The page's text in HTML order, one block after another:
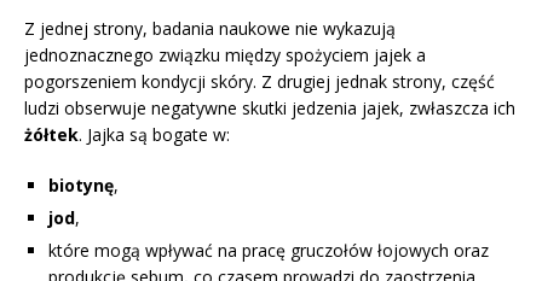
Z jednej strony, badania naukowe nie wykazują
jednoznacznego związku między spożyciem jajek a
pogorszeniem kondycji skóry. Z drugiej jednak strony, część
ludzi obserwuje negatywne skutki jedzenia jajek, zwłaszcza ich
żółtek. Jajka są bogate w:
biotynę,
jod,
które mogą wpływać na pracę gruczołów łojowych oraz
produkcję sebum, co czasem prowadzi do zaostrzenia